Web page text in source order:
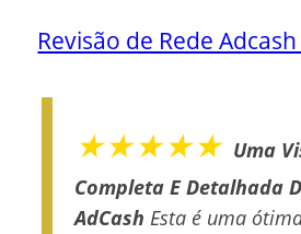
Revisão de Rede
★★★★★ Uma
Completa E Detalhada
AdCash Esta é uma